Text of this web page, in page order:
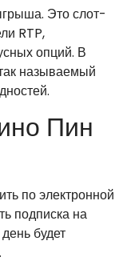
Это слот-
RTP,
опций. В
называемый
Пин
по электронной
подписка на
будет